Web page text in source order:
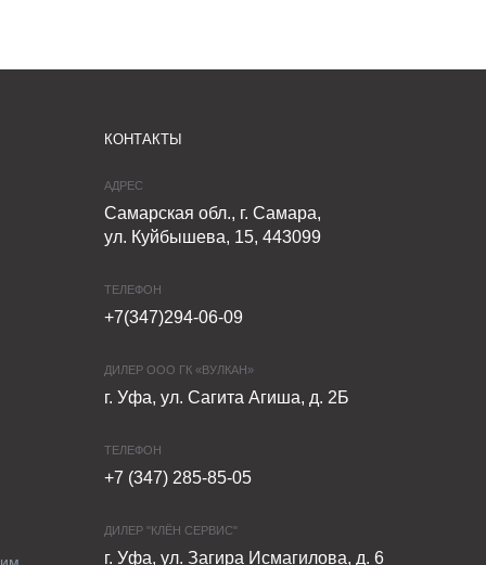
КОНТАКТЫ
АДРЕС
Самарская обл., г. Самара,
ул. Куйбышева, 15, 443099
ТЕЛЕФОН
+7(347)294-06-09
ДИЛЕР ООО ГК «ВУЛКАН»
г. Уфа, ул. Сагита Агиша, д. 2Б
ТЕЛЕФОН
+7 (347) 285-85-05
ДИЛЕР "КЛЁН СЕРВИС"
г. Уфа, ул. Загира Исмагилова, д. 6